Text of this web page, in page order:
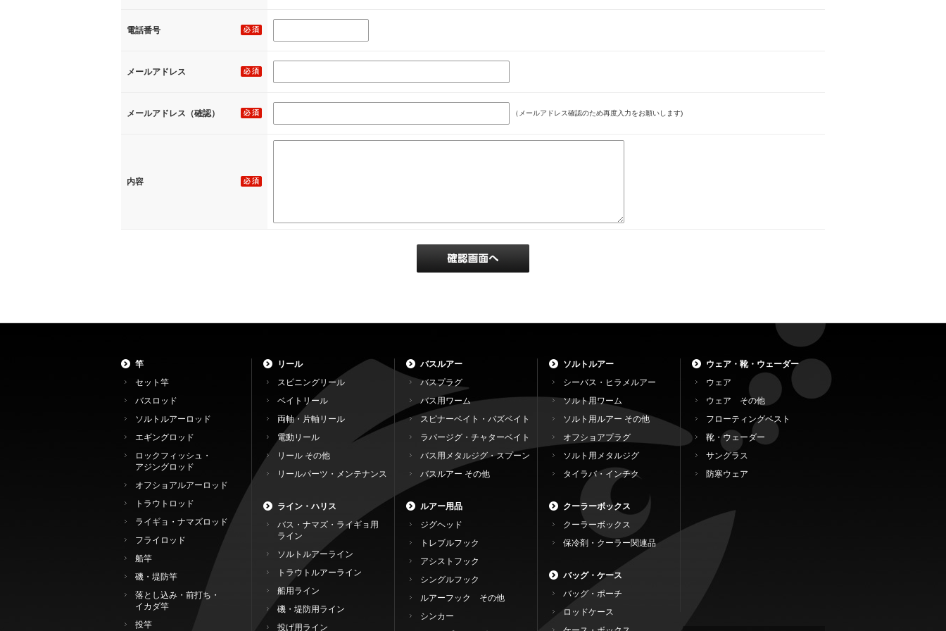
電話番号
メールアドレス
メールアドレス（確認） （メールアドレス確認のため再度入力をお願いします)
内容
竿
セット竿
バスロッド
ソルトルアーロッド
エギングロッド
ロックフィッシュ・
アジングロッド
オフショアルアーロッド
トラウトロッド
ライギョ・ナマズロッド
フライロッド
船竿
磯・堤防竿
落とし込み・前打ち・
イカダ竿
投竿
リール
スピニングリール
ベイトリール
両軸・片軸リール
電動リール
リール その他
リールパーツ・メンテナンス
ライン・ハリス
バス・ナマズ・ライギョ用
ライン
ソルトルアーライン
トラウトルアーライン
船用ライン
磯・堤防用ライン
投げ用ライン
バスルアー
バスプラグ
バス用ワーム
スピナーベイト・バズベイト
ラバージグ・チャターベイト
バス用メタルジグ・スプーン
バスルアー その他
ルアー用品
ジグヘッド
トレブルフック
アシストフック
シングルフック
ルアーフック その他
シンカー
ソルトルアー
シーバス・ヒラメルアー
ソルト用ワーム
ソルト用ルアー その他
オフショアプラグ
ソルト用メタルジグ
タイラバ・インチク
クーラーボックス
クーラーボックス
保冷剤・クーラー関連品
バッグ・ケース
バッグ・ポーチ
ロッドケース
ウェア・靴・ウェーダー
ウェア
ウェア その他
フローティングベスト
靴・ウェーダー
サングラス
防寒ウェア